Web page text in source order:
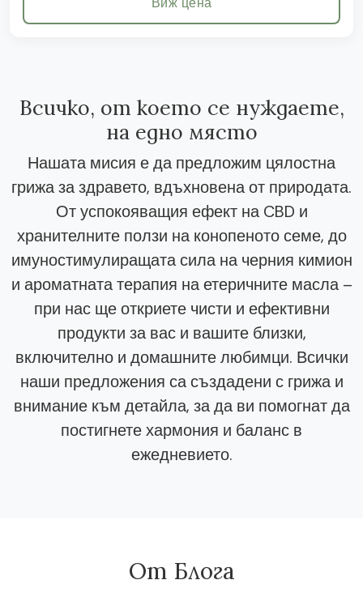
Всичко, от което се нуждаете,
на едно място
Нашата мисия е да предложим цялостна
грижа за здравето, вдъхновена от природата.
От успокояващия ефект на CBD и
хранителните ползи на конопеното семе, до
имуностимулиращата сила на черния кимион
и ароматната терапия на етеричните масла –
при нас ще откриете чисти и ефективни
продукти за вас и вашите близки,
включително и домашните любимци. Всички
наши предложения са създадени с грижа и
внимание към детайла, за да ви помогнат да
постигнете хармония и баланс в
ежедневието.
От Блога